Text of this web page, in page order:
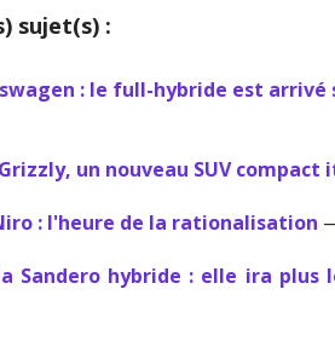
sujet(s) :
: le full-hybride est arrivé
un nouveau SUV compact
: l'heure de la rationalisation
Sandero hybride : elle ira plus